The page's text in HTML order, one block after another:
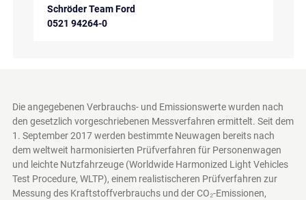
Schröder Team Ford
0521 94264-0
Die angegebenen Verbrauchs- und Emissionswerte wurden nach
den gesetzlich vorgeschriebenen Messverfahren ermittelt. Seit dem
1. September 2017 werden bestimmte Neuwagen bereits nach
dem weltweit harmonisierten Prüfverfahren für Personenwagen
und leichte Nutzfahrzeuge (Worldwide Harmonized Light Vehicles
Test Procedure, WLTP), einem realistischeren Prüfverfahren zur
Messung des Kraftstoffverbrauchs und der CO₂-Emissionen,